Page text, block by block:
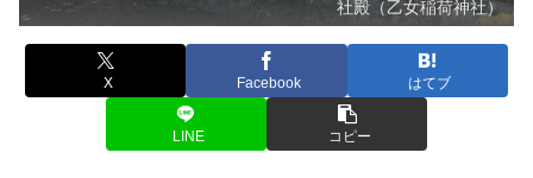
社殿（乙女稲荷神社）
X Facebook はてブ
LINE コピー